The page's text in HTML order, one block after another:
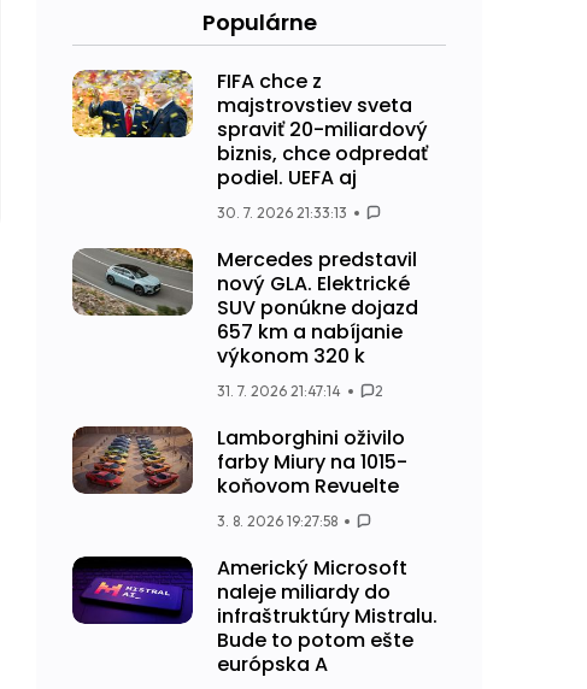
Populárne
FIFA chce z
majstrovstiev sveta
spraviť 20-miliardový
biznis, chce odpredať
podiel. UEFA aj
30. 7. 2026 21:33:13
Mercedes predstavil
nový GLA. Elektrické
SUV ponúkne dojazd
657 km a nabíjanie
výkonom 320 k
31. 7. 2026 21:47:14 2
Lamborghini oživilo
farby Miury na 1015-
koňovom Revuelte
3. 8. 2026 19:27:58
Americký Microsoft
naleje miliardy do
infraštruktúry Mistralu.
Bude to potom ešte
európska A